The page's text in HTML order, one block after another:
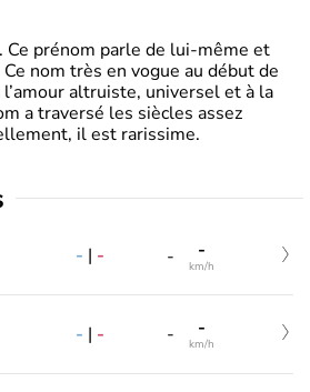
Ce prénom parle de lui-même et
nom très en vogue au début de
altruiste, universel et à la
a traversé les siècles assez
il est rarissime.
- | - - -
km/h
- | - - -
km/h